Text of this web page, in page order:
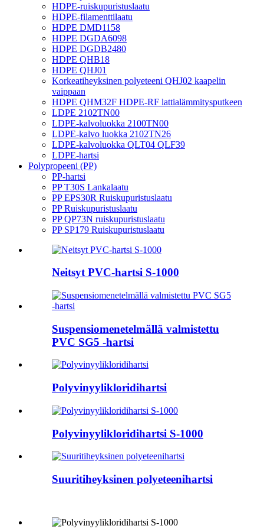
HDPE-ruiskupuristuslaatu
HDPE-filamenttilaatu
HDPE DMD1158
HDPE DGDA6098
HDPE DGDB2480
HDPE QHB18
HDPE QHJ01
Korkeatiheyksinen polyeteeni QHJ02 kaapelin
vaippaan
HDPE QHM32F HDPE-RF lattialämmitysputkeen
LDPE 2102TN00
LDPE-kalvoluokka 2100TN00
LDPE-kalvo luokka 2102TN26
LDPE-kalvoluokka QLT04 QLF39
LDPE-hartsi
Polypropeeni (PP)
PP-hartsi
PP T30S Lankalaatu
PP EPS30R Ruiskupuristuslaatu
PP Ruiskupuristuslaatu
PP QP73N ruiskupuristuslaatu
PP SP179 Ruiskupuristuslaatu
Neitsyt PVC-hartsi S-1000
Suspensiomenetelmällä valmistettu
PVC SG5 -hartsi
Polyvinyylikloridihartsi
Polyvinyylikloridihartsi S-1000
Suuritiheyksinen polyeteenihartsi